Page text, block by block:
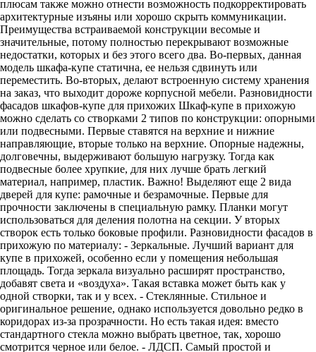
плюсам также можно отнести возможность подкорректировать
архитектурные изъяны или хорошо скрыть коммуникации.
Преимущества встраиваемой конструкции весомые и
значительные, потому полностью перекрывают возможные
недостатки, которых и без этого всего два. Во-первых, данная
модель шкафа-купе статична, ее нельзя сдвинуть или
переместить. Во-вторых, делают встроенную систему хранения
на заказ, что выходит дороже корпусной мебели. Разновидности
фасадов шкафов-купе для прихожих Шкаф-купе в прихожую
можно сделать со створками 2 типов по конструкции: опорными
или подвесными. Первые ставятся на верхние и нижние
направляющие, вторые только на верхние. Опорные надежны,
долговечны, выдерживают большую нагрузку. Тогда как
подвесные более хрупкие, для них лучше брать легкий
материал, например, пластик. Важно! Выделяют еще 2 вида
дверей для купе: рамочные и безрамочные. Первые для
прочности заключены в специальную рамку. Планки могут
использоваться для деления полотна на секции. У вторых
створок есть только боковые профили. Разновидности фасадов в
прихожую по материалу: - Зеркальные. Лучший вариант для
купе в прихожей, особенно если у помещения небольшая
площадь. Тогда зеркала визуально расширят пространство,
добавят света и «воздуха». Такая вставка может быть как у
одной створки, так и у всех. - Стеклянные. Стильное и
оригинальное решение, однако используется довольно редко в
коридорах из-за прозрачности. Но есть такая идея: вместо
стандартного стекла можно выбрать цветное, так, хорошо
смотрится черное или белое. - ЛДСП. Самый простой и